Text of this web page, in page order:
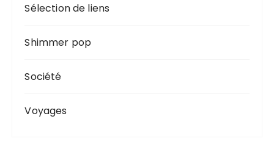
Sélection de liens
Shimmer pop
Société
Voyages